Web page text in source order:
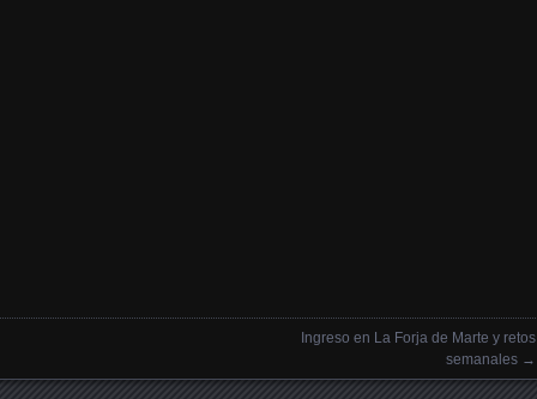
Ingreso en La Forja de Marte y retos
semanales →